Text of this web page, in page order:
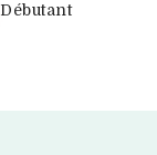
Débutant